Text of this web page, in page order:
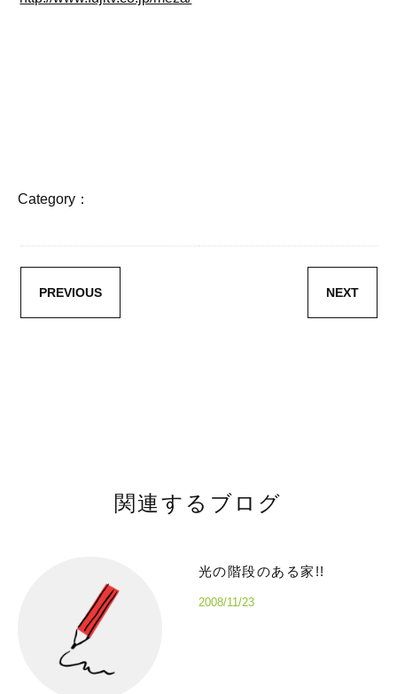
Category：
PREVIOUS NEXT
関連するブログ
光の階段のある家!!
2008/11/23